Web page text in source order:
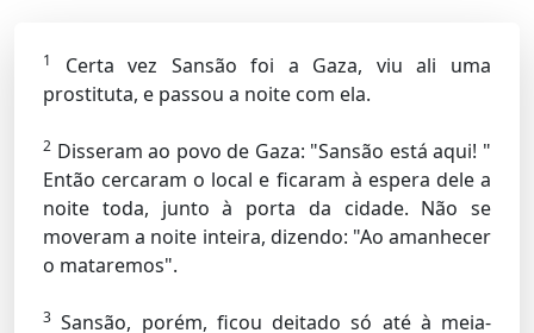
1
Certa vez Sansão foi a Gaza, viu ali uma
prostituta, e passou a noite com ela.
2 Disseram ao povo de Gaza: "Sansão está aqui! "
Então cercaram o local e ficaram à espera dele a
noite toda, junto à porta da cidade. Não se
moveram a noite inteira, dizendo: "Ao amanhecer
o mataremos".
3 Sansão, porém, ficou deitado só até à meia-